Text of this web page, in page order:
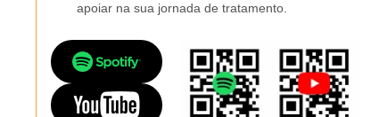
apoiar na sua jornada de tratamento.